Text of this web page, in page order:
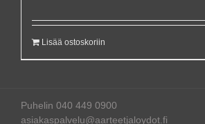
Lisää ostoskoriin
Puhelin 040 449 0900
asiakaspalvelu@aarteetjaloydot.fi